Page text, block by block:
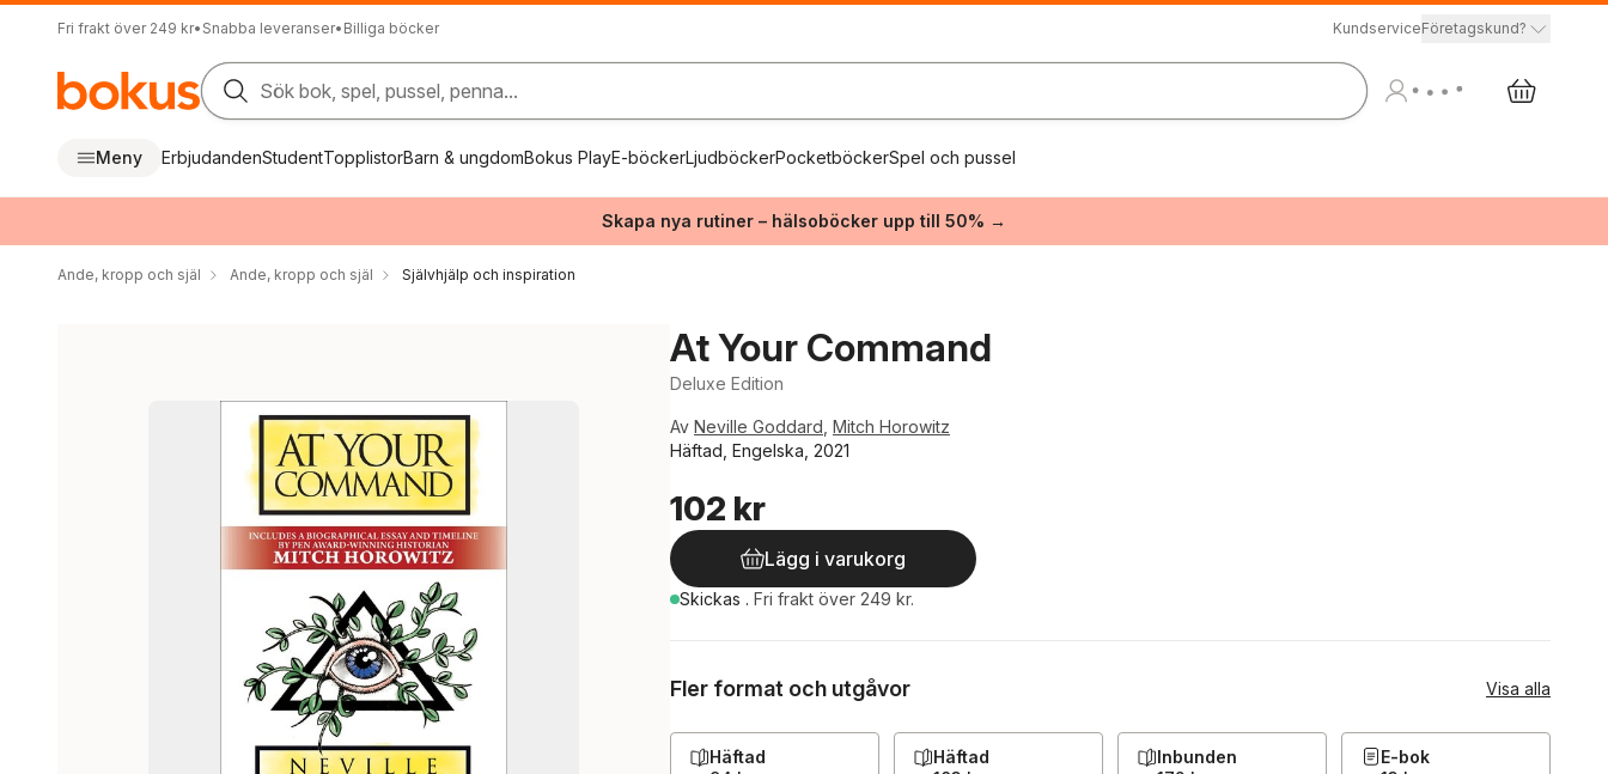
Fri frakt över 249 kr• Snabba leveranser• Billiga böcker KundserviceFöretagskund?
Sök bok, spel, pussel, penna...
Meny ErbjudandenStudentTopplistorBarn & ungdomBokus PlayE-böckerLjudböckerPocketböckerSpel och pussel
Skapa nya rutiner – hälsoböcker upp till 50% →
Ande, kropp och själ Ande, kropp och själ Självhjälp och inspiration
At Your Command
Deluxe Edition
Av Neville Goddard Mitch Horowitz
Häftad, Engelska, 2021
102 kr
Lägg i varukorg
Skickas . Fri frakt över 249 kr.
Fler format och utgåvor Visa alla
Häftad
Häftad
Inbunden
E-bok